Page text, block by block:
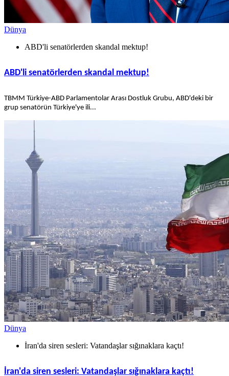
Dünya
ABD'li senatörlerden skandal mektup!
ABD'li senatörlerden skandal mektup!
TBMM Türkiye-ABD Parlamentolar Arası Dostluk Grubu, ABD'deki bir
grup senatörün Türkiye'ye ili...
Dünya
İran'da siren sesleri: Vatandaşlar sığınaklara kaçtı!
İran'da siren sesleri: Vatandaşlar sığınaklara kaçtı!